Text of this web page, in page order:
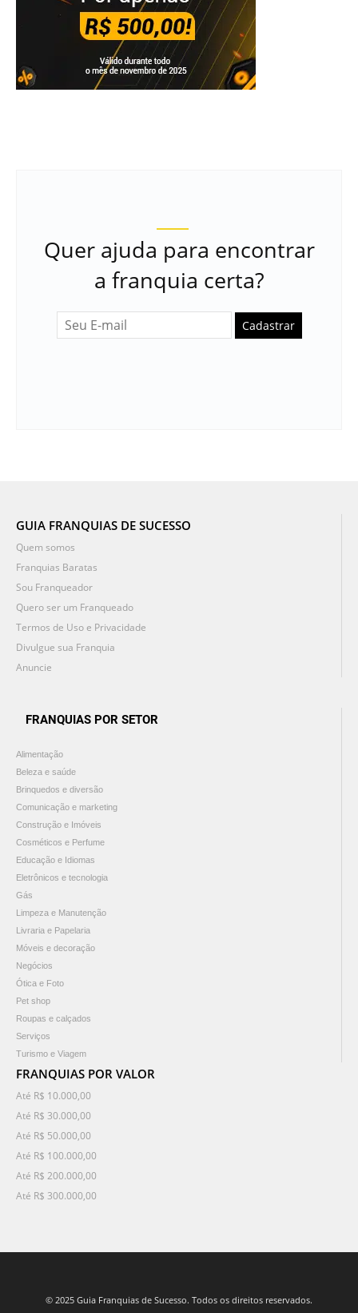
Quer ajuda para encontrar
a franquia certa?
Cadastrar
GUIA FRANQUIAS DE SUCESSO
Quem somos
Franquias Baratas
Sou Franqueador
Quero ser um Franqueado
Termos de Uso e Privacidade
Divulgue sua Franquia
Anuncie
FRANQUIAS POR SETOR
Alimentação
Beleza e saúde
Brinquedos e diversão
Comunicação e marketing
Construção e Imóveis
Cosméticos e Perfume
Educação e Idiomas
Eletrônicos e tecnologia
Gás
Limpeza e Manutenção
Livraria e Papelaria
Móveis e decoração
Negócios
Ótica e Foto
Pet shop
Roupas e calçados
Serviços
Turismo e Viagem
FRANQUIAS POR VALOR
Até R$ 10.000,00
Até R$ 30.000,00
Até R$ 50.000,00
Até R$ 100.000,00
Até R$ 200.000,00
Até R$ 300.000,00
© 2025 Guia Franquias de Sucesso. Todos os direitos reservados.